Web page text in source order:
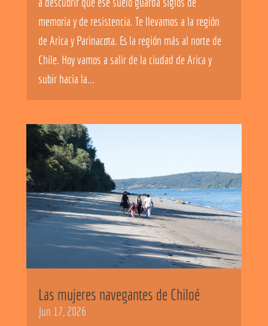
memoria y de resistencia. Te llevamos a la región
de Arica y Parinacota. Es la región más al norte de
Chile. Hoy vamos a salir de la ciudad de Arica y
subir hacia la...
Las mujeres navegantes de Chiloé
Jun 17, 2026